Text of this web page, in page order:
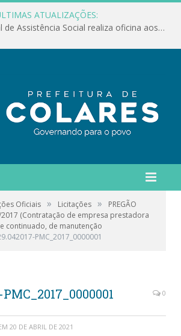
ATUALIZAÇÕES:
Conselho Municipal de Assistência Social realiza oficina aos servidores
Oficiais » Licitações »
PREGÃO
2017 (Contratação de empresa prestadora
continuado, de manutenção
PMC_2017_0000001
0
20 DE ABRIL DE 2021